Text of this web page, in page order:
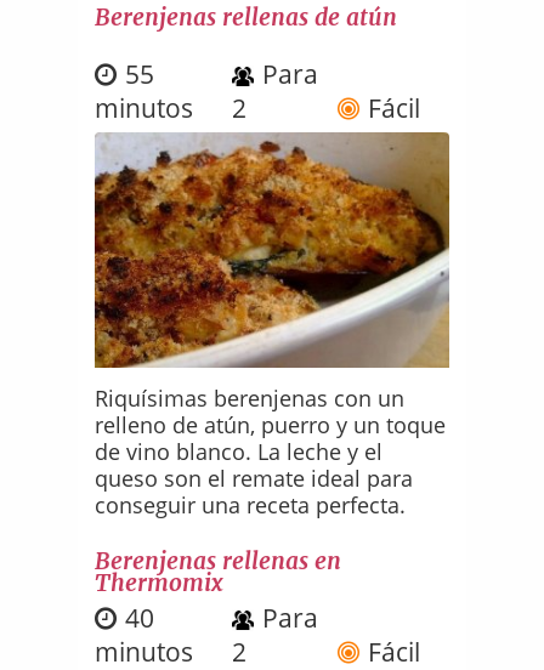
Berenjenas rellenas de atún
55
minutos
Para
2
Fácil
Riquísimas berenjenas con un
relleno de atún, puerro y un toque
de vino blanco. La leche y el
queso son el remate ideal para
conseguir una receta perfecta.
Berenjenas rellenas en
Thermomix
40
minutos
Para
2
Fácil